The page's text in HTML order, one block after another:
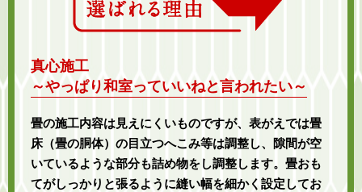
真心施工
～やっぱり和室っていいねと言われたい～
畳の施工内容は見えにくいものですが、表がえでは畳
床（畳の胴体）の目立つへこみ等は調整し、隙間が空
いているような部分も詰め物をし調整します。畳おも
てがしっかりと張るように縫い幅を細かく設定してお